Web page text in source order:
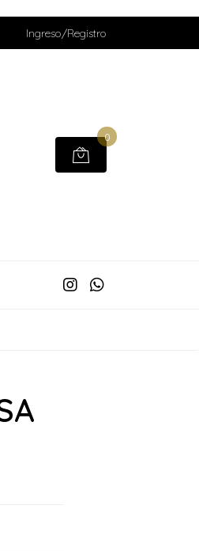
Ingreso/Registro
0